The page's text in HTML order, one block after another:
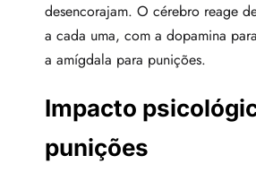
desencorajam. O cérebro reage
a cada uma, com a dopamina
a amígdala para punições.
Impacto
punições